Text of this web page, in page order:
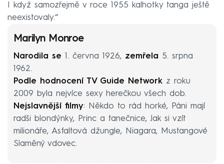
I když samozřejmě v roce 1955 kalhotky tanga ještě
neexistovaly.“
Marilyn Monroe
Narodila se 1. června 1926, zemřela 5. srpna
1962.
Podle hodnocení TV Guide Network z roku
2009 byla nejvíce sexy herečkou všech dob.
Nejslavnější filmy: Někdo to rád horké, Páni mají
radši blondýnky, Princ a tanečnice, Jak si vzít
milionáře, Asfaltová džungle, Niagara, Mustangové
Slaměný vdovec.